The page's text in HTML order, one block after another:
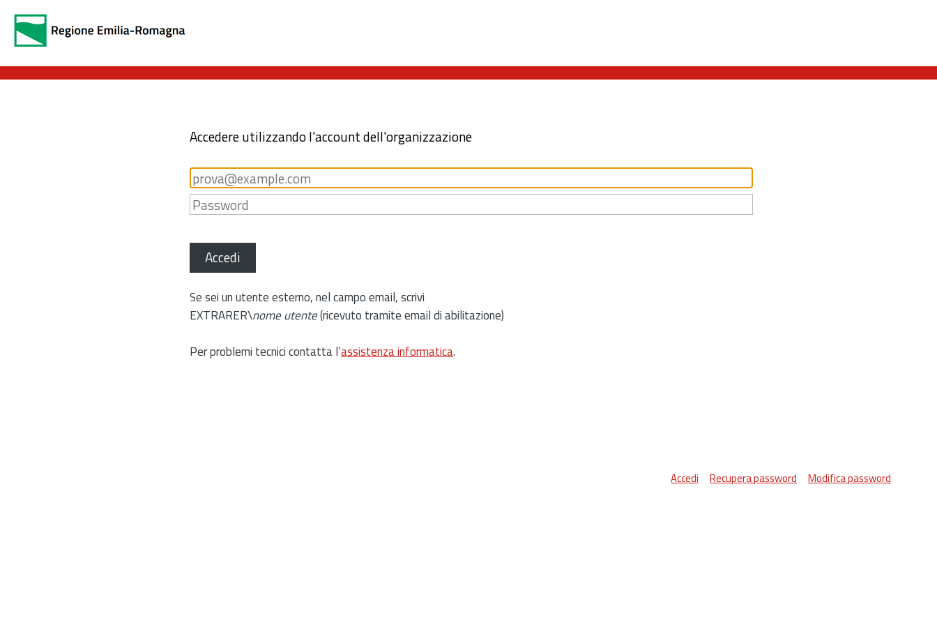
Accedere utilizzando l'account dell'organizzazione
Accedi
Se sei un utente esterno, nel campo email, scrivi
EXTRARER\nome utente(ricevuto tramite email di abilitazione)
Per problemi tecnici contatta l’assistenza informatica.
Accedi Recupera password Modifica password